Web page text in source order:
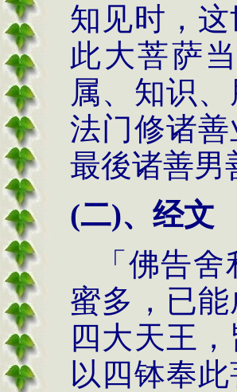
知见时，
此大菩萨
属、知识
法门修诸
最後诸善男
(二)、经文
「佛告
蜜多，已
四大天王
以四钵奉